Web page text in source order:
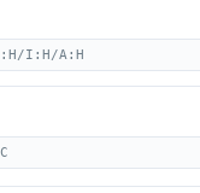
I:H/A:H